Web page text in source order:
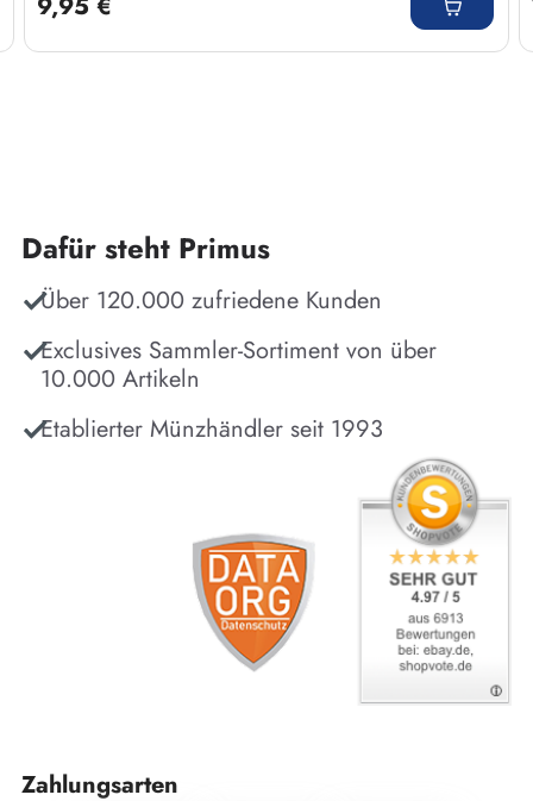
Dafür steht Primus
Über 120.000 zufriedene Kunden
Exclusives Sammler-Sortiment von über
10.000 Artikeln
Etablierter Münzhändler seit 1993
Zahlungsarten